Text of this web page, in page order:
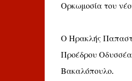
Ορκωμοσία του
Ο Ηρακλής
Προέδρου
Βακαλόπουλο.